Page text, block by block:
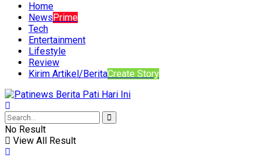
Home
NewsPrime
Tech
Entertainment
Lifestyle
Review
Kirim Artikel/BeritaCreate Story
No Result
View All Result